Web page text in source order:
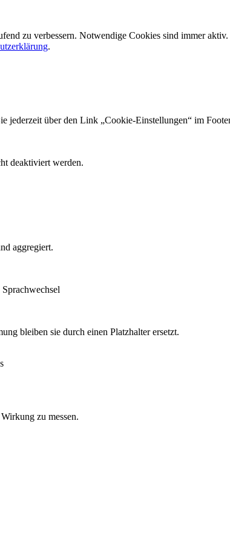
zu verbessern. Notwendige Cookies sind immer
.
jederzeit über den Link „Cookie-Einstellungen“ im
deaktiviert werden.
aggregiert.
bleiben sie durch einen Platzhalter ersetzt.
zu messen.